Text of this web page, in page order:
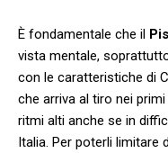
È fondamentale che il
vista mentale,
con le caratteristiche di
che arriva al tiro nei
ritmi alti anche se in
Italia. Per poterli limitare